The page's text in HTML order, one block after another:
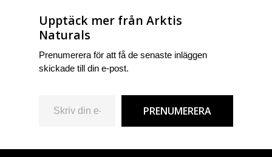
Upptäck mer från Arktis
Naturals
Prenumerera för att få de senaste inläggen
skickade till din e-post.
PRENUMERERA